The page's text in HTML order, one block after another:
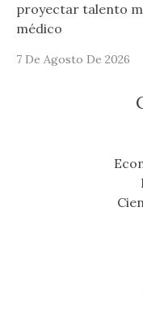
proyectar talento
médico
7 De Agosto De 2026